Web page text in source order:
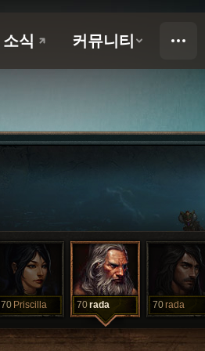
70 Priscilla 70rada 70rada